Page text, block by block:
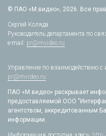
© ПАО «М.видео», 2026. Все
Сергей Коляда
Руководитель департамента по
e-mail: pr@mvideo.ru
Управление по взаимодействию с
pr@mvideo.ru
ПАО «М.видео» раскрывает
предоставляемой ООО
агентством, аккредитованным
информации.